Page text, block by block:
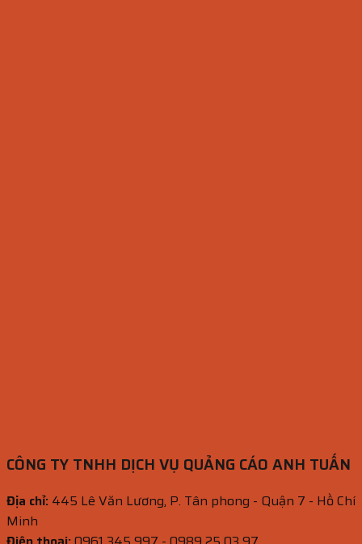
CÔNG TY TNHH DỊCH VỤ QUẢNG CÁO ANH TUẤN
Địa chỉ: 445 Lê Văn Lương, P. Tân phong - Quận 7 - Hồ Chí
Minh